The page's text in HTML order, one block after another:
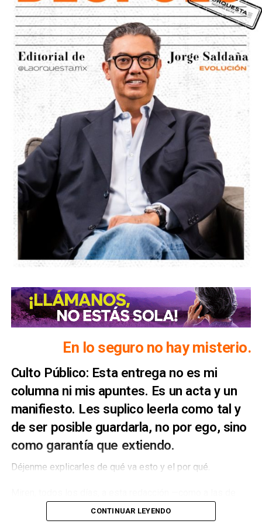
También te puede interesar:IMES realiza perifoneos
para dar orientación a mujeres violentadas en SLP
ARTÍCULOS RELACIONADOS: COVID-19 MÉXICO SLP
SIGUIENTE
7 muertes y 70 casos: ayer fue el peor día de la
pandemia de covid en SLP
NO TE PIERDAS
Cae anciano que abusó sexualmente de su nieta de 8
años en SLP
En lo seguro no hay misterio.
Culto Público: Esta entrega no es mi
columna ni mis apuntes. Es un acta y un
manifiesto. Les suplico leerla como tal y
de ser posible guardarla, no por ego, sino
como garantía que extiendo.
Déjenme explicarles de qué va esto y el por qué.
cientos de medios en el país— llegan decenas de
comunicados oficiales.Boletines puntuales, muchas
CONTINUAR LEYENDO